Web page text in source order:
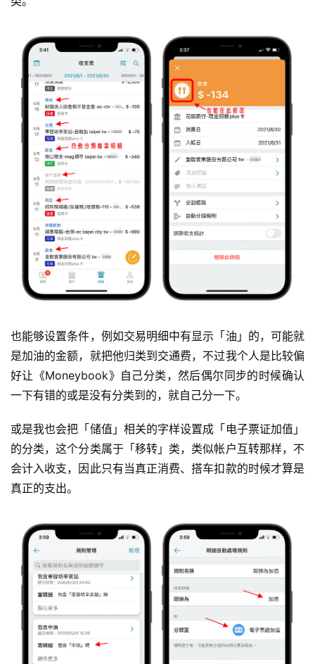
也能够设置条件，例如交易明细中有显示「油」的，可能就
是加油的金额，就把他归类到交通费，不过我个人是比较偏
好让《Moneybook》自己分类，然后偶尔同步的时候确认
一下有错的或是没有分类到的，就自己分一下。
或是我也会把「储值」相关的字样设置成「电子票证加值」
的分类，这个分类属于「移转」类，类似帐户互转那样，不
会计入收支，因此只有当真正消费、搭车扣款的时候才算是
真正的支出。